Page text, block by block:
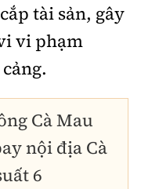
tài sản, gây
vi phạm
Cà Mau
nội địa Cà
6